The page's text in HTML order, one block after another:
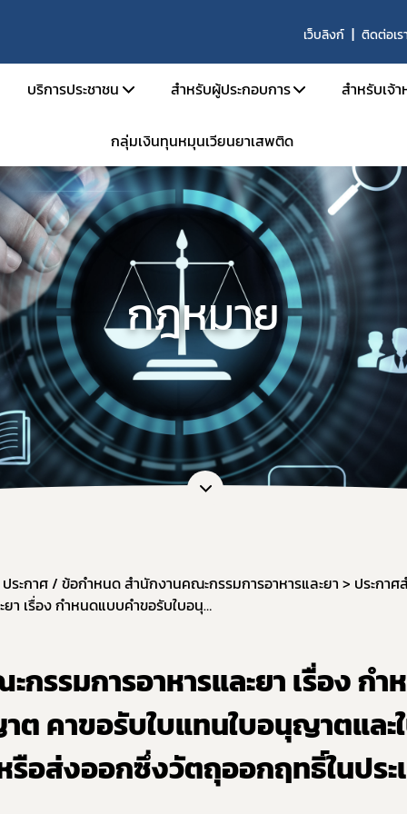
เว็บลิงก์ ติดต่อเร
หาร
ะอัตรากำลัง
น้าที่
นงานของกอง
านเป็นองค์กรคุณธรรมต้นแบบ
ได้รับ
หน้าที่กองควบคุมวัตถุเสพติด
ชุม
บริการประชาชน
คู่มือประชาชน
e-Book
ข้อมูลสถิติที่เกี่ยวกับวัตถุเสพติด
สำหรับผู้ประกอบการ
เอกสารเปิดสิทธิ์เข้าใช้ระบบ E-
การขออนุญาตสำหรับสถานพยาบาล
การขออนุญาตครอบครองยาเสพติด
การขออนุญาตยาเสพติดให้โทษในป
การขออนุญาตนำเข้า-ส่งออกเฉพ
การขอหนังสือรับรองการนำหรือสั่ง
การขออนุญาตวัตถุออกฤทธิ์ในประเ
การขออนุญาตยาเสพติดให้โทษในปร
ขออนุญาตผลิต นำเข้า ส่งออก ยาเส
การขออนุญาตยาเสพติดให้โทษในปร
การอนุญาตทะเบียนตำรับ / โฆษณา
หลักเกณฑ์และเงื่อนไขการตรวจปร
แนวทางการขึ้นทะเบียน / หนังสือรั
คู่มือการใช้งานระบบ e-Submission
การทำลายวัตถุเสพติดที่ใช้ในทางก
ระบบรายงานยาเสพติดให้โทษในประ
แบบฟอร์มรายงานกัญชา/กัญชง
แผนการตรวจเฝ้าระวังประจำปี 2569
สำหรับเจ้
คู่มือก
คู่มือก
กลุ่ม
กา
ประชุ
ก
กฎ
กลุ่มเงินทุนหมุนเวียนยาเสพติด
กฎหมาย
ประกาศ / ข้อกำหนด สำนักงานคณะกรรมการอาหารและยา
ประกาศ
ประกาศสํานักงานคณะกรรมการอาหารและยา เรื่อง กำหนดแบบคำขอรับใบอนุญาต คาขอรับใบแทนใบอนุญาตและใบอนุญาตผลิต นำเข้า หรือส่งออกซึ่งวัตถุออกฤทธิ์ในประเภท 2
กรรมการอาหารและยา เรื่อง กำ
คาขอรับใบแทนใบอนุญาตและ
อส่งออกซึ่งวัตถุออกฤทธิ์ในประ